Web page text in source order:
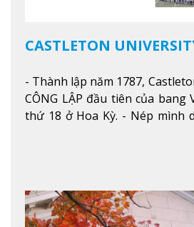
CASTLETON
- Thành lập năm 1787,
CÔNG LẬP đầu tiên của bang
thứ 18 ở Hoa Kỳ. - Nép mình
tuyết của trường, sinh viên có
đẹp tự nhiên của Vermont